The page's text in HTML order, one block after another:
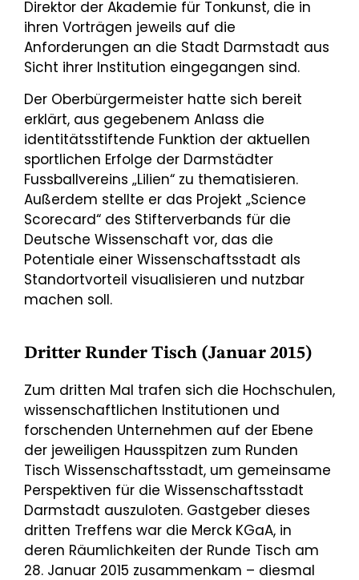
Direktor der Akademie für Tonkunst, die in
ihren Vorträgen jeweils auf die
Anforderungen an die Stadt Darmstadt aus
Sicht ihrer Institution eingegangen sind.
Der Oberbürgermeister hatte sich bereit
erklärt, aus gegebenem Anlass die
identitätsstiftende Funktion der aktuellen
sportlichen Erfolge der Darmstädter
Fussballvereins „Lilien“ zu thematisieren.
Außerdem stellte er das Projekt „Science
Scorecard“ des Stifterverbands für die
Deutsche Wissenschaft vor, das die
Potentiale einer Wissenschaftsstadt als
Standortvorteil visualisieren und nutzbar
machen soll.
Dritter Runder Tisch (Januar 2015)
Zum dritten Mal trafen sich die Hochschulen,
wissenschaftlichen Institutionen und
forschenden Unternehmen auf der Ebene
der jeweiligen Hausspitzen zum Runden
Tisch Wissenschaftsstadt, um gemeinsame
Perspektiven für die Wissenschaftsstadt
Darmstadt auszuloten. Gastgeber dieses
dritten Treffens war die Merck KGaA, in
deren Räumlichkeiten der Runde Tisch am
28. Januar 2015 zusammenkam – diesmal